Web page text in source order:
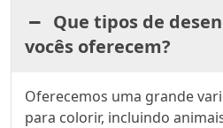
Que tipos de
vocês oferecem?
Oferecemos uma grande
para colorir, incluindo